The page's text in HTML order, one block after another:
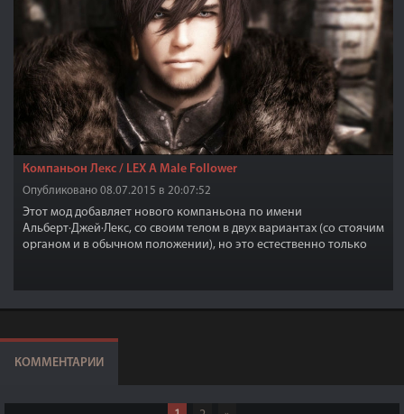
Компаньон Лекс / LEX A Male Follower
Опубликовано 08.07.2015 в 20:07:52
Этот мод добавляет нового компаньона по имени
Альберт·Джей·Лекс, со своим телом в двух вариантах (со стоячим
органом и в обычном положении), но это естественно только
КОММЕНТАРИИ